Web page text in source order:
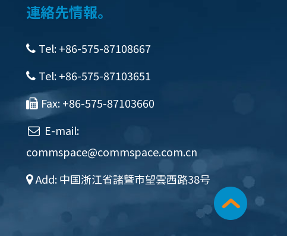
連絡先情報。
Tel: +86-575-87108667
Tel: +86-575-87103651
Fax: +86-575-87103660
E-mail:
commspace@commspace.com.cn
Add: 中国浙江省諸曁市望雲西路38号